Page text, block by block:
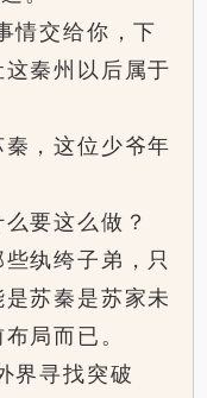
交给你，下
秦州以后属于
，这位少爷年
要这么做？
纨绔子弟，只
苏秦是苏家未
局而已。
寻找突破